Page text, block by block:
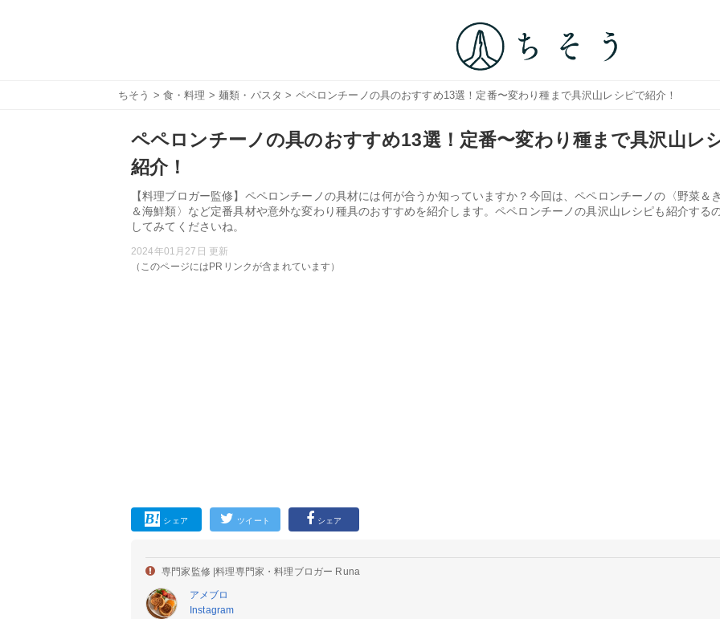
ちそう > 食・料理 >麺類・パスタ > ペペロンチーノの具のおすすめ13選！定番〜変わり種まで具沢山レシピで紹介！
ペペロンチーノの具のおすすめ13選！定番〜変わり種まで具沢山レ
紹介！
【料理ブロガー監修】ペペロンチーノの具材には何が合うか知っていますか？今回は、ペペロンチーノの〈野菜＆
＆海鮮類〉など定番具材や意外な変わり種具のおすすめを紹介します。ペペロンチーノの具沢山レシピも紹介する
してみてくださいね。
2024年01月27日 更新
（このページにはPRリンクが含まれています）
シェア ツイート シェア
専門家監修 |料理専門家・料理ブロガー Runa
アメブロ
Instagram